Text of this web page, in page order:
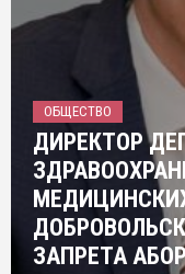
ОБЩЕСТВО
ДИРЕКТОР
ЗАПРЕТА